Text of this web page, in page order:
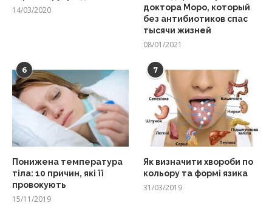
14/03/2020
доктора Моро, который
без антибиотиков спас
тысячи жизней
08/01/2021
6
Понижена температура
тіла: 10 причин, які її
провокують
15/11/2019
7
Як визначити хвороби по
кольору та формі язика
31/03/2019